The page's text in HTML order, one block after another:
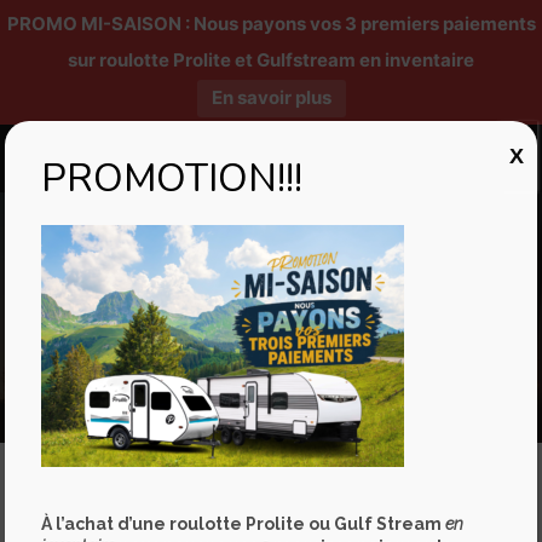
PROMO MI-SAISON : Nous payons vos 3 premiers paiements
sur roulotte Prolite et Gulfstream en inventaire
En savoir plus
Lounge ECO
Partez à l’aventure sans vous ruiner grâce à la Lounge ECO, une
version simplifiée et abordable de notre populaire modèle
PROMOTION!!!
À l’achat d’une roulotte Prolite ou Gulf Streamen
X